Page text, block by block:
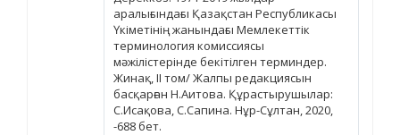
аралығындағы Қазақстан Республикасы
Үкіметінің жанындағы Мемлекеттік
терминология комиссиясы
мәжілістерінде бекітілген терминдер.
Жинақ, ІІ том/ Жалпы редакциясын
басқарған Н.Аитова. Құрастырушылар:
С.Исақова, С.Сапина. Нұр-Сұлтан, 2020,
-688 бет.